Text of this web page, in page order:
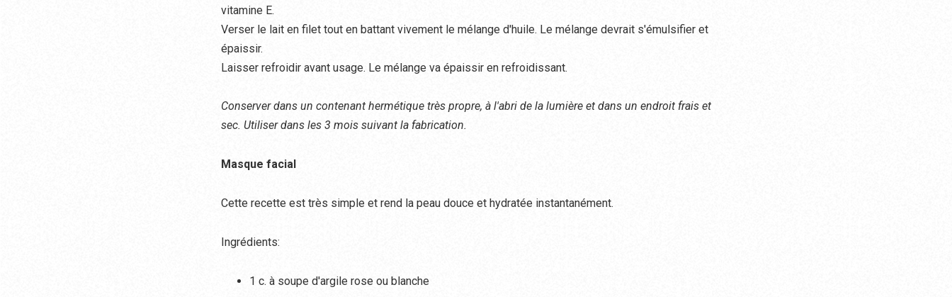
vitamine E.
Verser le lait en filet tout en battant vivement le mélange d'huile. Le mélange devrait s'émulsifier et
épaissir.
Laisser refroidir avant usage. Le mélange va épaissir en refroidissant.
Conserver dans un contenant hermétique très propre, à l'abri de la lumière et dans un endroit frais et
sec. Utiliser dans les 3 mois suivant la fabrication.
Masque facial
Cette recette est très simple et rend la peau douce et hydratée instantanément.
Ingrédients:
1 c. à soupe d'argile rose ou blanche